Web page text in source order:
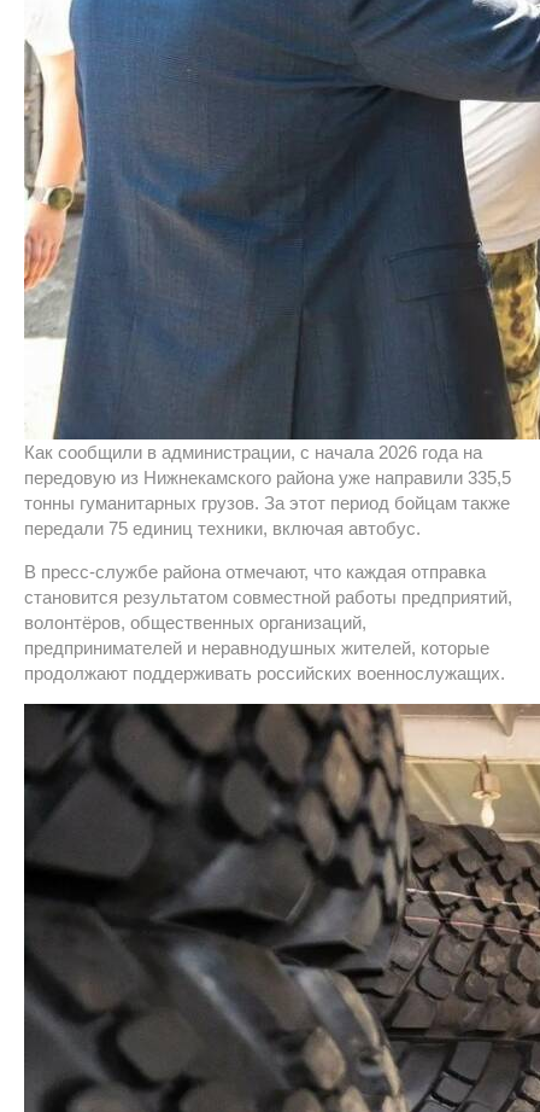
Как сообщили в администрации, с начала 2026 года на
передовую из Нижнекамского района уже направили 335,5
тонны гуманитарных грузов. За этот период бойцам также
передали 75 единиц техники, включая автобус.
В пресс-службе района отмечают, что каждая отправка
становится результатом совместной работы предприятий,
волонтёров, общественных организаций,
предпринимателей и неравнодушных жителей, которые
продолжают поддерживать российских военнослужащих.